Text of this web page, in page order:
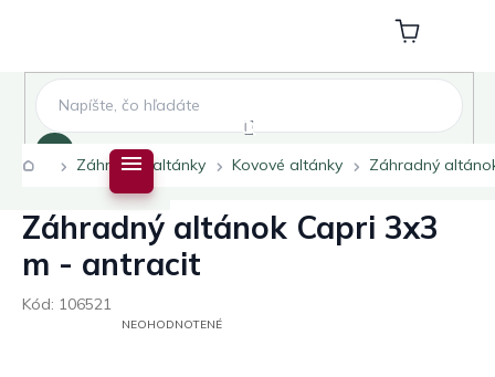
Nákupný
košík
DomovZáhradné altánky Kovové altánky Záhradný
Záhradný altánok Capri 3x3
m - antracit
Kód: 106521
PRIEMERNÉNEOHODNOTENÉ